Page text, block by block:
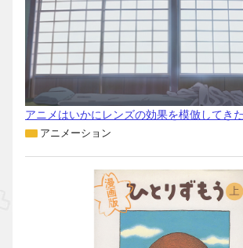
アニメはいかにレンズの効果を模倣してき
アニメーション